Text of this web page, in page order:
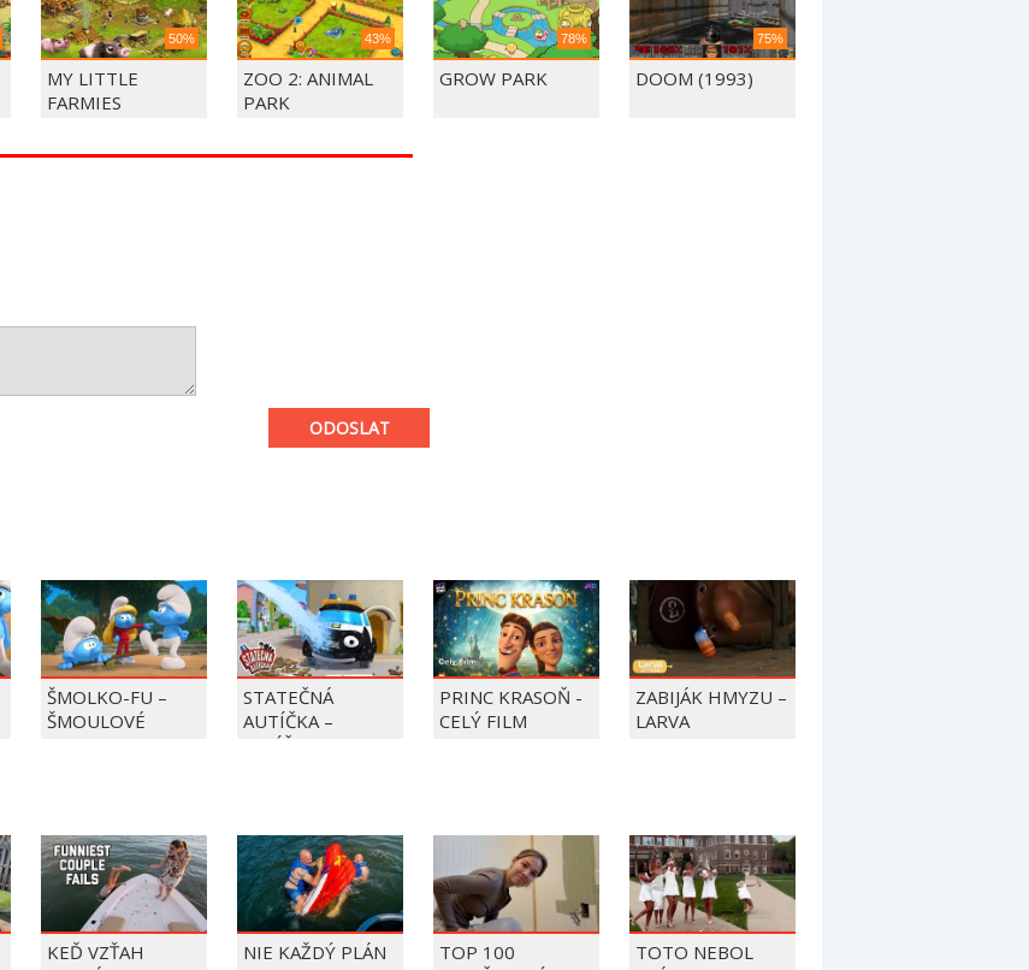
50%
MY LITTLE
FARMIES
43%
ZOO 2: ANIMAL
PARK
78%
GROW PARK
75%
DOOM (1993)
ODOSLAT
ŠMOLKO-FU –
ŠMOULOVÉ
STATEČNÁ
AUTÍČKA –
BALÍČEK PIERRE
PRINC KRASOŇ -
CELÝ FILM
ZABIJÁK HMYZU –
LARVA
KEĎ VZŤAH
NIE KAŽDÝ PLÁN
TOP 100
TOTO NEBOL